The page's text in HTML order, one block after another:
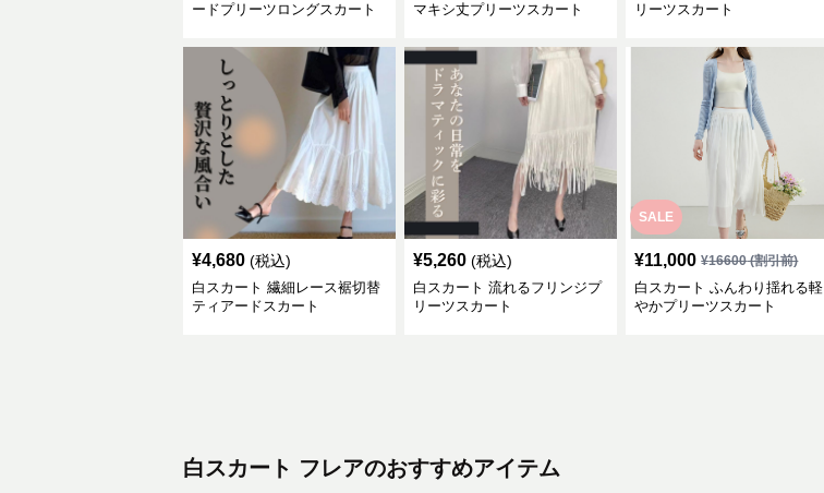
ードプリーツロングスカート
マキシ丈プリーツスカート
リーツスカート
¥4,680 (税込)
白スカート 繊細レース裾切替
ティアードスカート
¥5,260 (税込)
白スカート 流れるフリンジプ
リーツスカート
SALE
¥11,000 ¥16600(割引前)
白スカート ふんわり揺れる軽
やかプリーツスカート
白スカート フレアのおすすめアイテム